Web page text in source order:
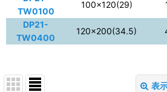
TW0100
100×120(29)
DP21-
TW0400
120×200(34.5)
表